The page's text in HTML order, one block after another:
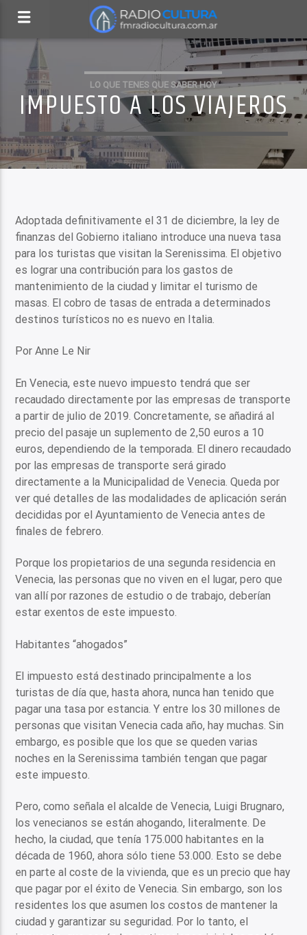
LO QUE TENES QUE SABER HOY
IMPUESTO A LOS VIAJEROS
Adoptada definitivamente el 31 de diciembre, la ley de
finanzas del Gobierno italiano introduce una nueva tasa
para los turistas que visitan la Serenissima. El objetivo
es lograr una contribución para los gastos de
mantenimiento de la ciudad y limitar el turismo de
masas. El cobro de tasas de entrada a determinados
destinos turísticos no es nuevo en Italia.
Por Anne Le Nir
En Venecia, este nuevo impuesto tendrá que ser
recaudado directamente por las empresas de transporte
a partir de julio de 2019. Concretamente, se añadirá al
precio del pasaje un suplemento de 2,50 euros a 10
euros, dependiendo de la temporada. El dinero recaudado
por las empresas de transporte será girado
directamente a la Municipalidad de Venecia. Queda por
ver qué detalles de las modalidades de aplicación serán
decididas por el Ayuntamiento de Venecia antes de
finales de febrero.
Porque los propietarios de una segunda residencia en
Venecia, las personas que no viven en el lugar, pero que
van allí por razones de estudio o de trabajo, deberían
estar exentos de este impuesto.
Habitantes “ahogados”
El impuesto está destinado principalmente a los
turistas de día que, hasta ahora, nunca han tenido que
pagar una tasa por estancia. Y entre los 30 millones de
personas que visitan Venecia cada año, hay muchas. Sin
embargo, es posible que los que se queden varias
noches en la Serenissima también tengan que pagar
este impuesto.
Pero, como señala el alcalde de Venecia, Luigi Brugnaro,
los venecianos se están ahogando, literalmente. De
hecho, la ciudad, que tenía 175.000 habitantes en la
década de 1960, ahora sólo tiene 53.000. Esto se debe
en parte al coste de la vivienda, que es un precio que hay
que pagar por el éxito de Venecia. Sin embargo, son los
residentes los que asumen los costos de mantener la
ciudad y garantizar su seguridad. Por lo tanto, el